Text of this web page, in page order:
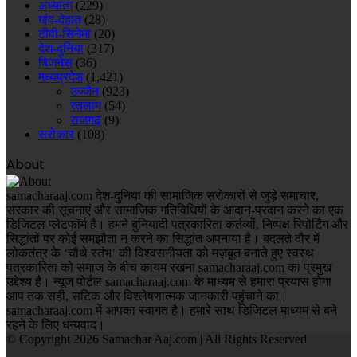
अध्यात्म(229)
गांव-देहात(28)
टीवी-सिनेमा (20)
देश-दुनिया (317)
बिजनेस (36)
मध्यप्रदेश(1,421)
उज्जैन(923)
रतलाम(54)
राजगढ़ (9)
सरोकार (108)
About
samacharaaj.com देश-दुनिया की सामाजिक सरोकारों से जुड़े समाचार,
सरकार की सूचनाएं और सामाजिक गतिविधियाें के आदान-प्रदान करने का एक
डिजिटल प्लेटफॉर्म है। हमने बुनियादी पत्रकारिता कर्तव्यों, निष्पक्ष रिपोर्टिंग और
सिद्धांतों पर कोई समझौता न करने का सिद्धांत अपनाया है। बदलते दौर में
लोकतंत्र के ‘चौथे स्तंभ’ की विश्वसनीयता को मज़बूत बनाते हुए स्वस्थ
पत्रकारिता को समाज के बीच कायम रखना samacharaaj.com का प्रमुख
उद्देश्य है। न्यूज पोर्टल samacharaaj.com के माध्यम से हमारा प्रयास होगा
आप तक सही, सटिक और विश्लेषणात्मक जानकारी पहुंचाने का।
samacharaaj.com में आपका स्‍वागत है। हमारे साथ डिजिटल माध्‍यम से बने
रहने के लिए धन्‍यवाद।
© Copyright 2026 Samachar Aaj.com | All Rights Reserved